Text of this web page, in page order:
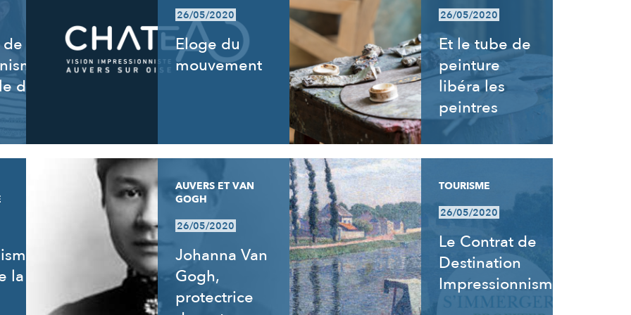
de
de
26/05/2020
Eloge du
mouvement
26/05/2020
Et le tube de
peinture
libéra les
peintres
la
AUVERS ET VAN
GOGH
26/05/2020
Johanna Van
Gogh,
protectrice
TOURISME
26/05/2020
Le Contrat de
Destination
Impressionnisme